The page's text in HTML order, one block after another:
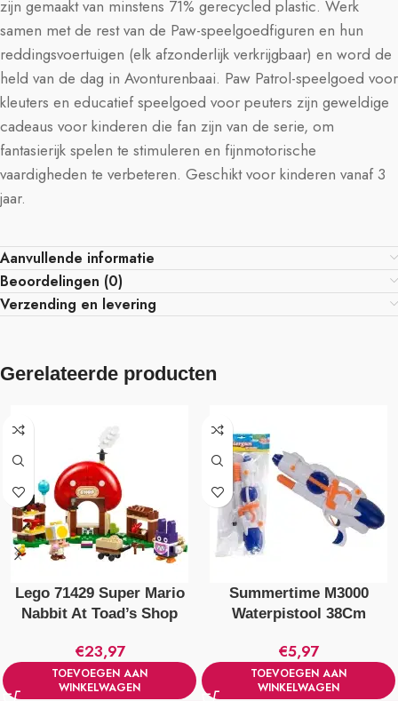
zijn gemaakt van minstens 71% gerecycled plastic. Werk
samen met de rest van de Paw-speelgoedfiguren en hun
reddingsvoertuigen (elk afzonderlijk verkrijgbaar) en word de
held van de dag in Avonturenbaai. Paw Patrol-speelgoed voor
kleuters en educatief speelgoed voor peuters zijn geweldige
cadeaus voor kinderen die fan zijn van de serie, om
fantasierijk spelen te stimuleren en fijnmotorische
vaardigheden te verbeteren. Geschikt voor kinderen vanaf 3
jaar.
Aanvullende informatie
Beoordelingen (0)
Verzending en levering
Gerelateerde producten
Lego 71429 Super Mario
Nabbit At Toad’s Shop
€23,97
TOEVOEGEN AAN
WINKELWAGEN
Summertime M3000
Waterpistool 38Cm
€5,97
TOEVOEGEN AAN
WINKELWAGEN